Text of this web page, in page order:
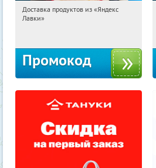
08:43:28 Получили:
Доставка продуктов из «Яндекс
Лавки»
Промокод